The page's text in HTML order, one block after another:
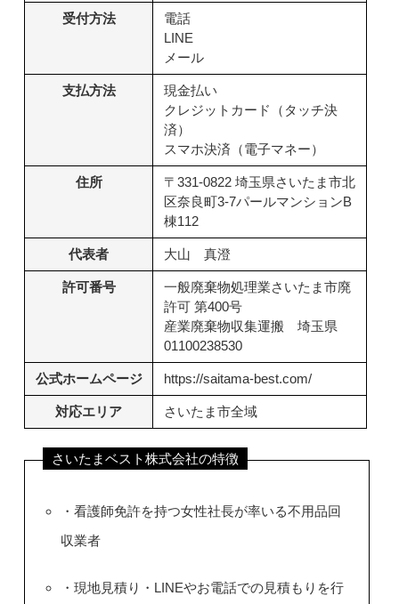
受付方法
電話
LINE
メール
支払方法
現金払い
クレジットカード（タッチ決
済）
スマホ決済（電子マネー）
住所
〒331-0822 埼玉県さいたま市北
区奈良町3-7パールマンションB
棟112
代表者 大山 真澄
許可番号
一般廃棄物処理業さいたま市廃
許可 第400号
産業廃棄物収集運搬 埼玉県
01100238530
公式ホームページ https://saitama-best.com/
対応エリア さいたま市全域
さいたまベスト株式会社の特徴
・看護師免許を持つ女性社長が率いる不用品回
収業者
・現地見積り・LINEやお電話での見積もりを行